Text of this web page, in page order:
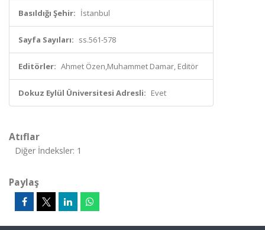
Basıldığı Şehir: İstanbul
Sayfa Sayıları: ss.561-578
Editörler: Ahmet Özen,Muhammet Damar, Editör
Dokuz Eylül Üniversitesi Adresli: Evet
Atıflar
Diğer İndeksler: 1
Paylaş